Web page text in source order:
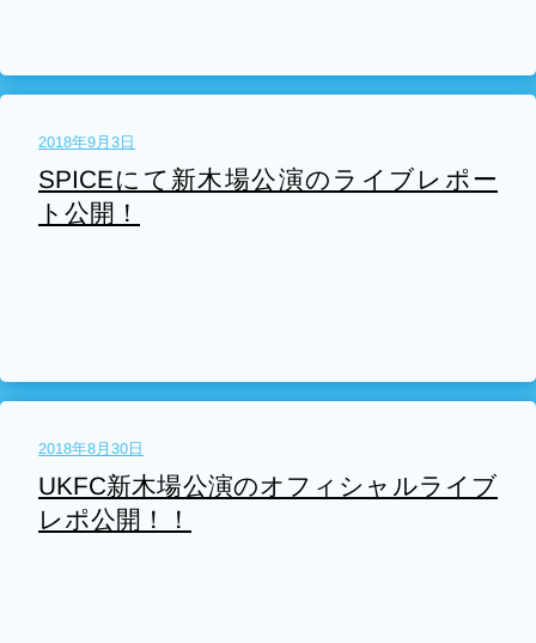
2018年9月3日
SPICEにて新木場公演のライブレポー
ト公開！
2018年8月30日
UKFC新木場公演のオフィシャルライブ
レポ公開！！